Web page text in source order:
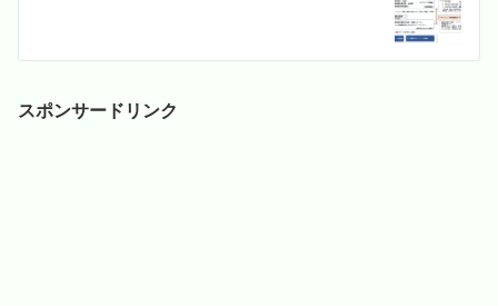
シ
スポンサードリンク